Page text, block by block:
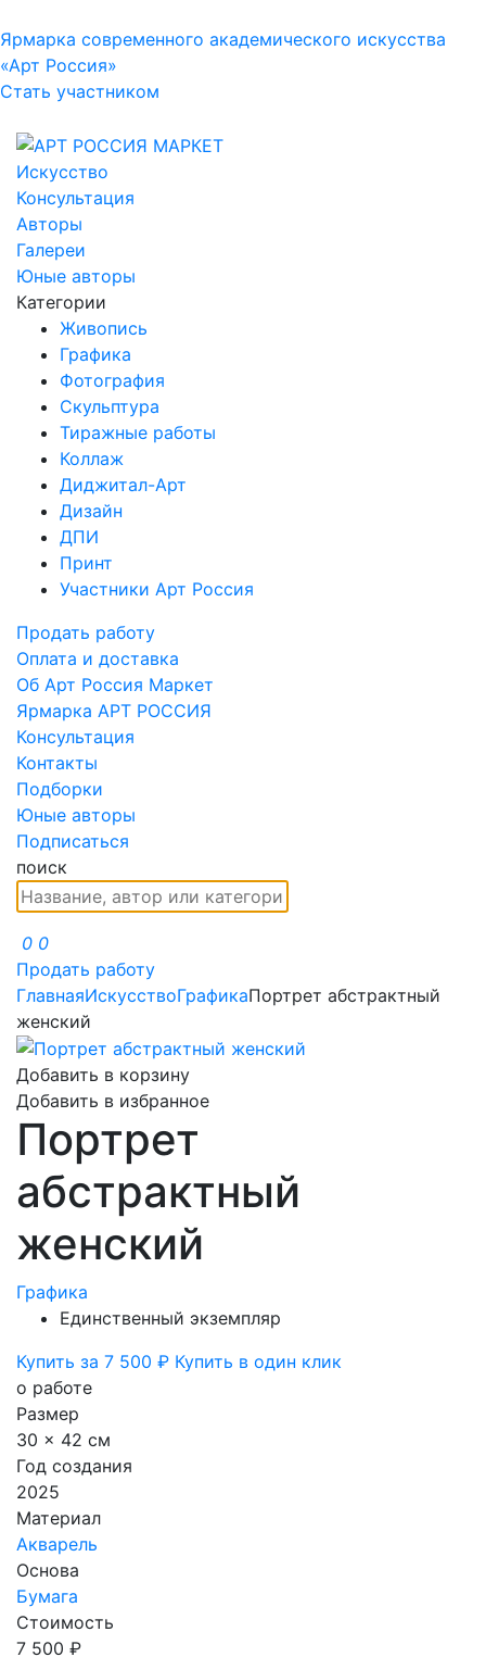
Ярмарка современного академического искусства
«Арт Россия»
Стать участником
Искусство
Консультация
Авторы
Галереи
Юные авторы
Категории
Живопись
Графика
Фотография
Скульптура
Тиражные работы
Коллаж
Диджитал-Арт
Дизайн
ДПИ
Принт
Участники Арт Россия
Продать работу
Оплата и доставка
Об Арт Россия Маркет
Ярмарка АРТ РОССИЯ
Консультация
Контакты
Подборки
Юные авторы
Подписаться
поиск
0 0
Продать работу
ГлавнаяИскусствоГрафикаПортрет абстрактный
женский
Добавить в корзину
Добавить в избранное
Портрет
абстрактный
женский
Графика
Единственный экземпляр
Купить за 7 500 ₽ Купить в один клик
о работе
Размер
30 x 42 см
Год создания
2025
Материал
Акварель
Основа
Бумага
Стоимость
7 500 ₽